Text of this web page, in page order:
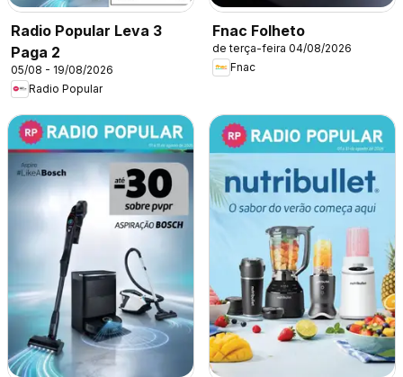
Radio Popular Leva 3
Paga 2
05/08 - 19/08/2026
Radio Popular
Fnac Folheto
de terça-feira 04/08/2026
Fnac